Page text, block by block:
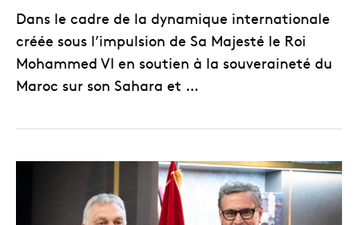
Dans le cadre de la dynamique internationale
créée sous l’impulsion de Sa Majesté le Roi
Mohammed VI en soutien à la souveraineté du
Maroc sur son Sahara et …